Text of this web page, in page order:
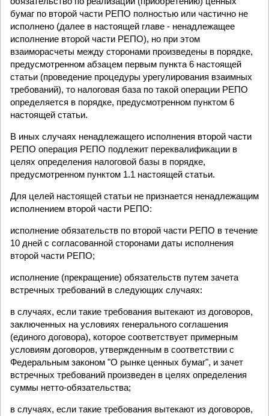
бумаг по второй части РЕПО полностью или частично не
исполнено (далее в настоящей главе - ненадлежащее
исполнение второй части РЕПО), но при этом
взаиморасчеты между сторонами произведены в порядке,
предусмотренном абзацем первым пункта 6 настоящей
статьи (проведение процедуры урегулирования взаимных
требований), то налоговая база по такой операции РЕПО
определяется в порядке, предусмотренном пунктом 6
настоящей статьи.
В иных случаях ненадлежащего исполнения второй части
РЕПО операция РЕПО подлежит переквалификации в
целях определения налоговой базы в порядке,
предусмотренном пунктом 1.1 настоящей статьи.
Для целей настоящей статьи не признается ненадлежащим
исполнением второй части РЕПО:
исполнение обязательств по второй части РЕПО в течение
10 дней с согласованной сторонами даты исполнения
второй части РЕПО;
исполнение (прекращение) обязательств путем зачета
встречных требований в следующих случаях:
в случаях, если такие требования вытекают из договоров,
заключенных на условиях генерального соглашения
(единого договора), которое соответствует примерным
условиям договоров, утвержденным в соответствии с
Федеральным законом "О рынке ценных бумаг", и зачет
встречных требований произведен в целях определения
суммы нетто-обязательства;
в случаях, если такие требования вытекают из договоров,